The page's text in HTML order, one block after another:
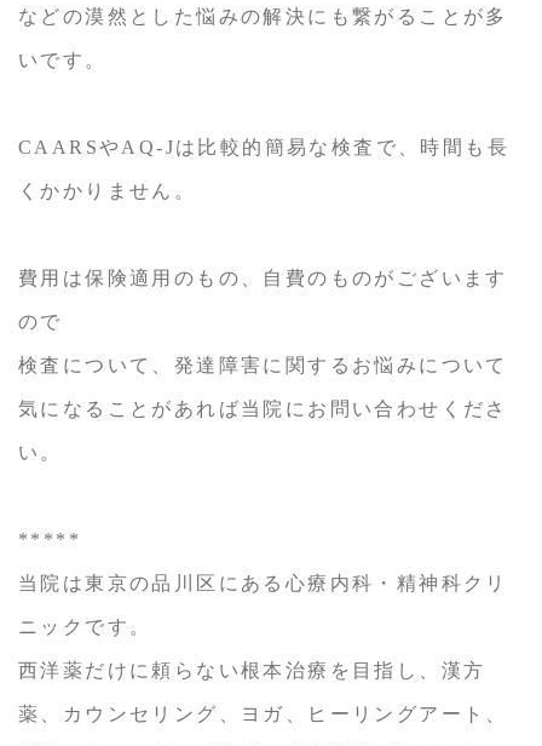
などの漠然とした悩みの解決にも繋がることが多
いです。
CAARSやAQ-Jは比較的簡易な検査で、時間も長
くかかりません。
費用は保険適用のもの、自費のものがございます
ので
検査について、発達障害に関するお悩みについて
気になることがあれば当院にお問い合わせくださ
い。
*****
当院は東京の品川区にある心療内科・精神科クリ
ニックです。
西洋薬だけに頼らない根本治療を目指し、漢方
薬、カウンセリング、ヨガ、ヒーリングアート、